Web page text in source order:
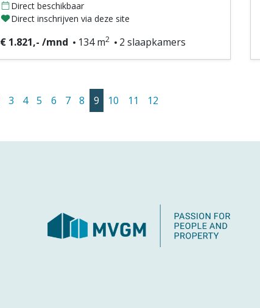
Direct beschikbaar
Direct inschrijven via deze site
€ 1.821,- /mnd 134 m2 2 slaapkamers
3 4 5 6 7 8 9 10 11 12